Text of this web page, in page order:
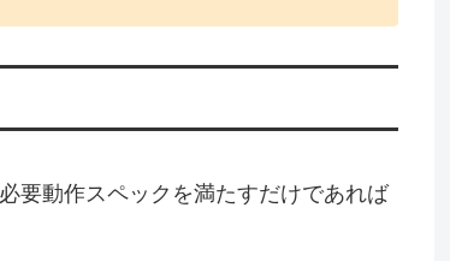
要動作スペックを満たすだけであれば